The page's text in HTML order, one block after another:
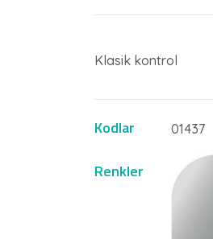
Klasik kontrol
Kodlar 01437
Renkler